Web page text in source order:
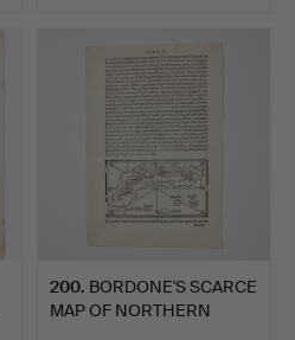
200. BORDONE'S SCARCE
MAP OF NORTHERN